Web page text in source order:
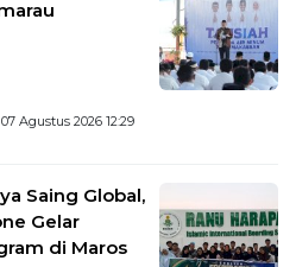
Agustus 2026 12:29
Saing Global,
Gelar
di Maros